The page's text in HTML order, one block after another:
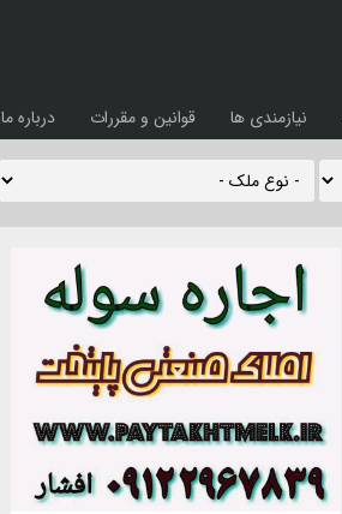
نیازمندی ها قوانین و مقررات درباره ما